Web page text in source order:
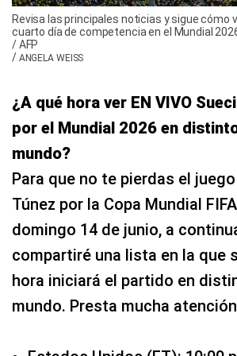
Revisa las principales noticias y sigue cómo
cuarto día de competencia en el Mundial
/ AFP
/ ANGELA WEISS
¿A qué hora ver EN VIVO
por el Mundial 2026 en
mundo?
Para que no te pierdas el
Túnez por la Copa Mundial
domingo 14 de junio, a
compartiré una lista en la que
hora iniciará el partido en
mundo. Presta mucha